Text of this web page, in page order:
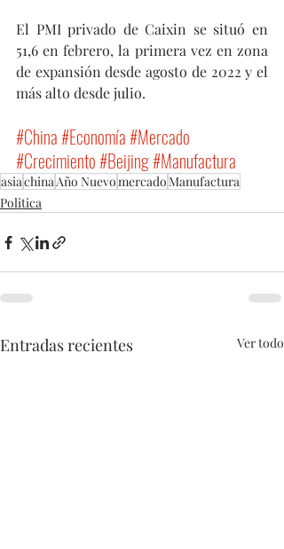
El PMI privado de Caixin se situó en
51,6 en febrero, la primera vez en zona
de expansión desde agosto de 2022 y el
más alto desde julio.
#China #Economía #Mercado
#Crecimiento #Beijing#Manufactura
asiachinaAño NuevomercadoManufactura
Politica
Entradas recientes Ver todo